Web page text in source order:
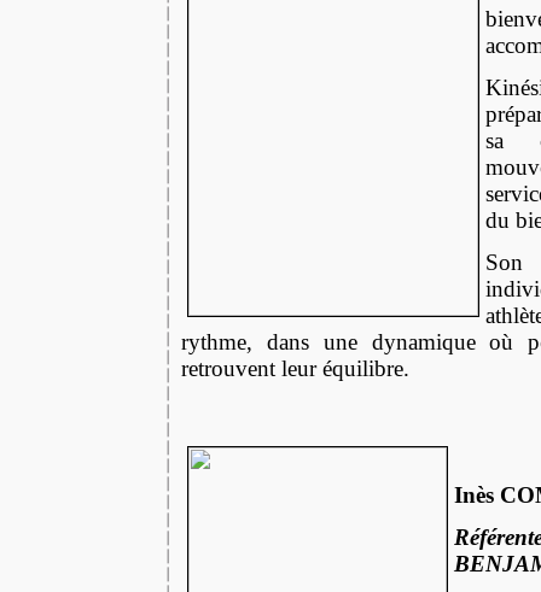
sa
du
rythme, dans une dynamique où
retrouvent leur équilibre.
Inès